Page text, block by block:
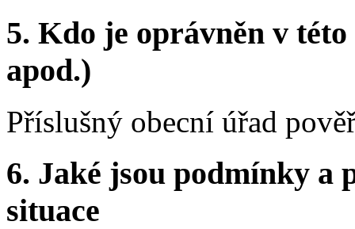
5. Kdo je oprávněn v
apod.)
Příslušný obecní úřad
6. Jaké jsou podmínky a
situace